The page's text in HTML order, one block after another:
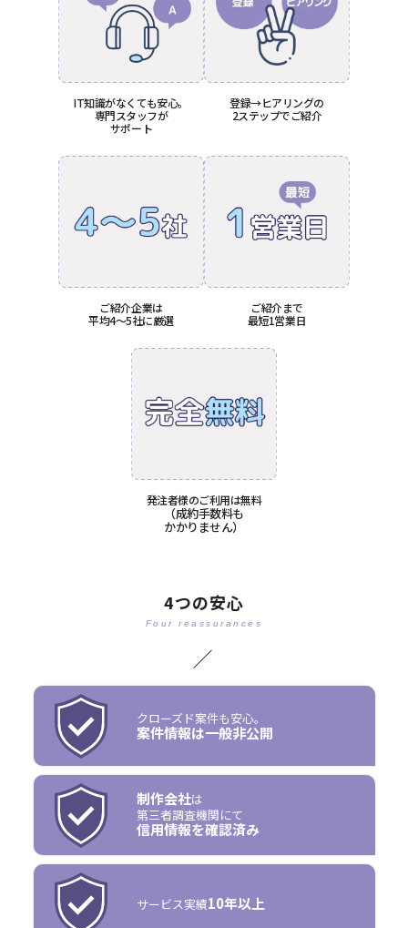
IT知識がなくても安心。
専門スタッフが
サポート
登録→ヒアリングの
2ステップでご紹介
ご紹介企業は
平均4〜5社に厳選
ご紹介まで
最短1営業日
発注者様のご利用は無料
（成約手数料も
かかりません）
4つの安心
Four reassurances
クローズド案件も安心。
案件情報は一般非公開
制作会社は
第三者調査機関にて
信用情報を確認済み
サービス実績10年以上